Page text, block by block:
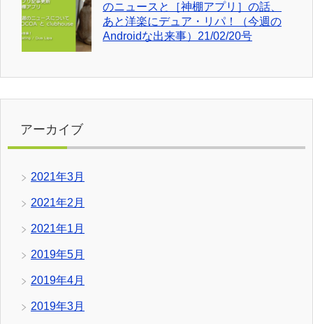
のニュースと［神棚アプリ］の話、
あと洋楽にデュア・リパ！（今週の
Androidな出来事）21/02/20号
アーカイブ
2021年3月
2021年2月
2021年1月
2019年5月
2019年4月
2019年3月